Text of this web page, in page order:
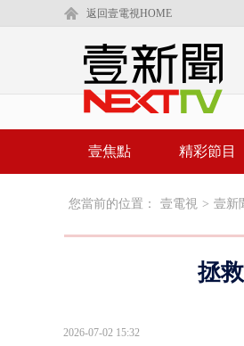
返回壹電視HOME
壹焦點 精彩節目
您當前的位置： 壹電視 > 壹新
拯
2026-07-02 15:32